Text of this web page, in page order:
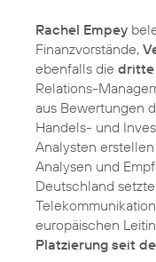
Rachel Empey
Finanzvorstände,
ebenfalls die dritte
Relations-
aus Bewertungen
Handels- und
Analysten
Analysen und
Deutschland
europäischen
Platzierung seit